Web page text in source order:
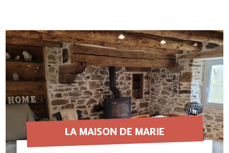
LA MAISON DE MARIE